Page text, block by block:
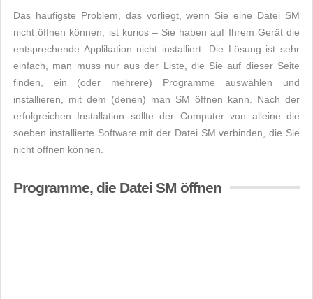
Das häufigste Problem, das vorliegt, wenn Sie eine Datei SM
nicht öffnen können, ist kurios – Sie haben auf Ihrem Gerät die
entsprechende Applikation nicht installiert. Die Lösung ist sehr
einfach, man muss nur aus der Liste, die Sie auf dieser Seite
finden, ein (oder mehrere) Programme auswählen und
installieren, mit dem (denen) man SM öffnen kann. Nach der
erfolgreichen Installation sollte der Computer von alleine die
soeben installierte Software mit der Datei SM verbinden, die Sie
nicht öffnen können.
Programme, die Datei SM öffnen